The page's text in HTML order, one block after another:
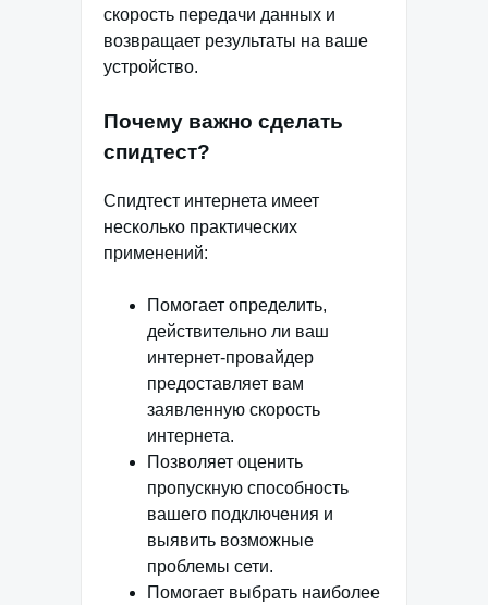
скорость передачи данных и
возвращает результаты на ваше
устройство.
Почему важно сделать
спидтест?
Спидтест интернета имеет
несколько практических
применений:
Помогает определить,
действительно ли ваш
интернет-провайдер
предоставляет вам
заявленную скорость
интернета.
Позволяет оценить
пропускную способность
вашего подключения и
выявить возможные
проблемы сети.
Помогает выбрать наиболее